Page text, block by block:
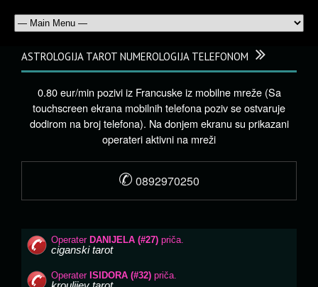
ASTROLOGIJA TAROT NUMEROLOGIJA TELEFONOM
0.80 eur/min pozivi iz Francuske iz mobilne mreže (Sa
touchscreen ekrana mobilnih telefona poziv se ostvaruje
dodirom na broj telefona). Na donjem ekranu su prikazani
operateri aktivni na mreži
✆ 0892970250